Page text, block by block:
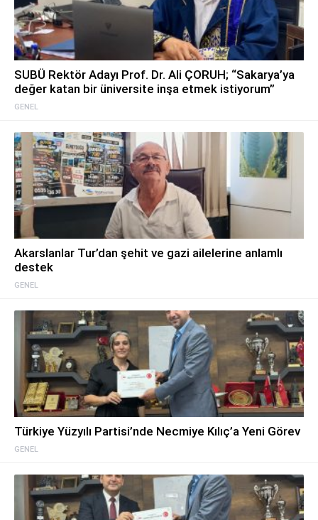
GENEL
SUBÜ Rektör Adayı Prof. Dr. Ali ÇORUH; “Sakarya’ya
değer katan bir üniversite inşa etmek istiyorum”
GENEL
Akarslanlar Tur’dan şehit ve gazi ailelerine anlamlı
destek
GENEL
Türkiye Yüzyılı Partisi’nde Necmiye Kılıç’a Yeni Görev